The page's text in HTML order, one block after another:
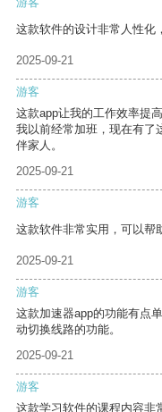
这款软件的设计非常人性化
2025-09-21
游客
这款app让我的工作效率提
我以前经常加班，现在有了
伴家人。
2025-09-21
游客
这款软件非常实用，可以帮
2025-09-21
游客
这款加速器app的功能有点
动切换线路的功能。
2025-09-21
游客
这款学习软件的课程内容非